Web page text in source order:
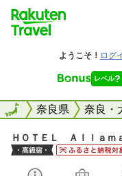
全国奈良県 奈良・
全国
ＨＯＴＥＬ Ａｌｌａｍ